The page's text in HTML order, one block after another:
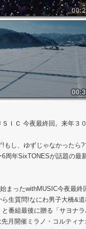
ＩＣ 今夜最終回。来年３
!もし、ゆずじゃなかったら
周年SixTONESが話題の最
まったwithMUSIC今夜最終
生質問!なにわ男子大橋&
番組最後に贈る「サヨナラ
月開催ミラノ・コルティナ